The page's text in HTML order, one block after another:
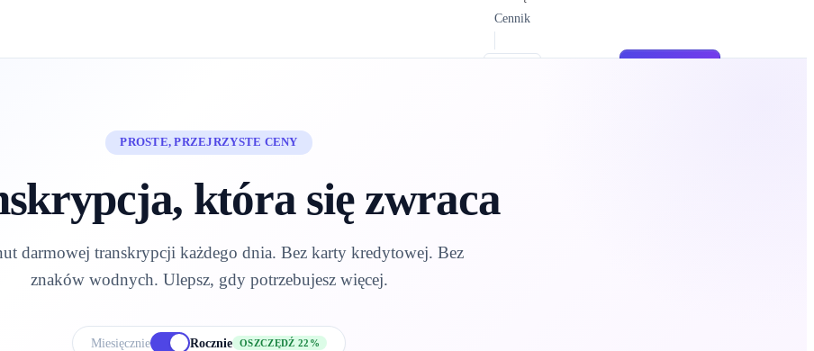
Cennik
PROSTE, PRZEJRZYSTE CENY
która się zwraca
darmowej transkrypcji każdego dnia. Bez karty kredytowej. Bez
znaków wodnych. Ulepsz, gdy potrzebujesz więcej.
Miesięcznie Rocznie OSZCZĘDŹ 22%